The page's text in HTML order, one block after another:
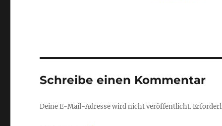
Schreibe einen Kommentar
Deine E-Mail-Adresse wird nicht veröffentlicht.